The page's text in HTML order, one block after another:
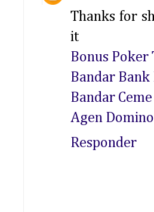
Thanks for
it
Bonus Poker
Bandar Bank
Bandar
Agen
Responder